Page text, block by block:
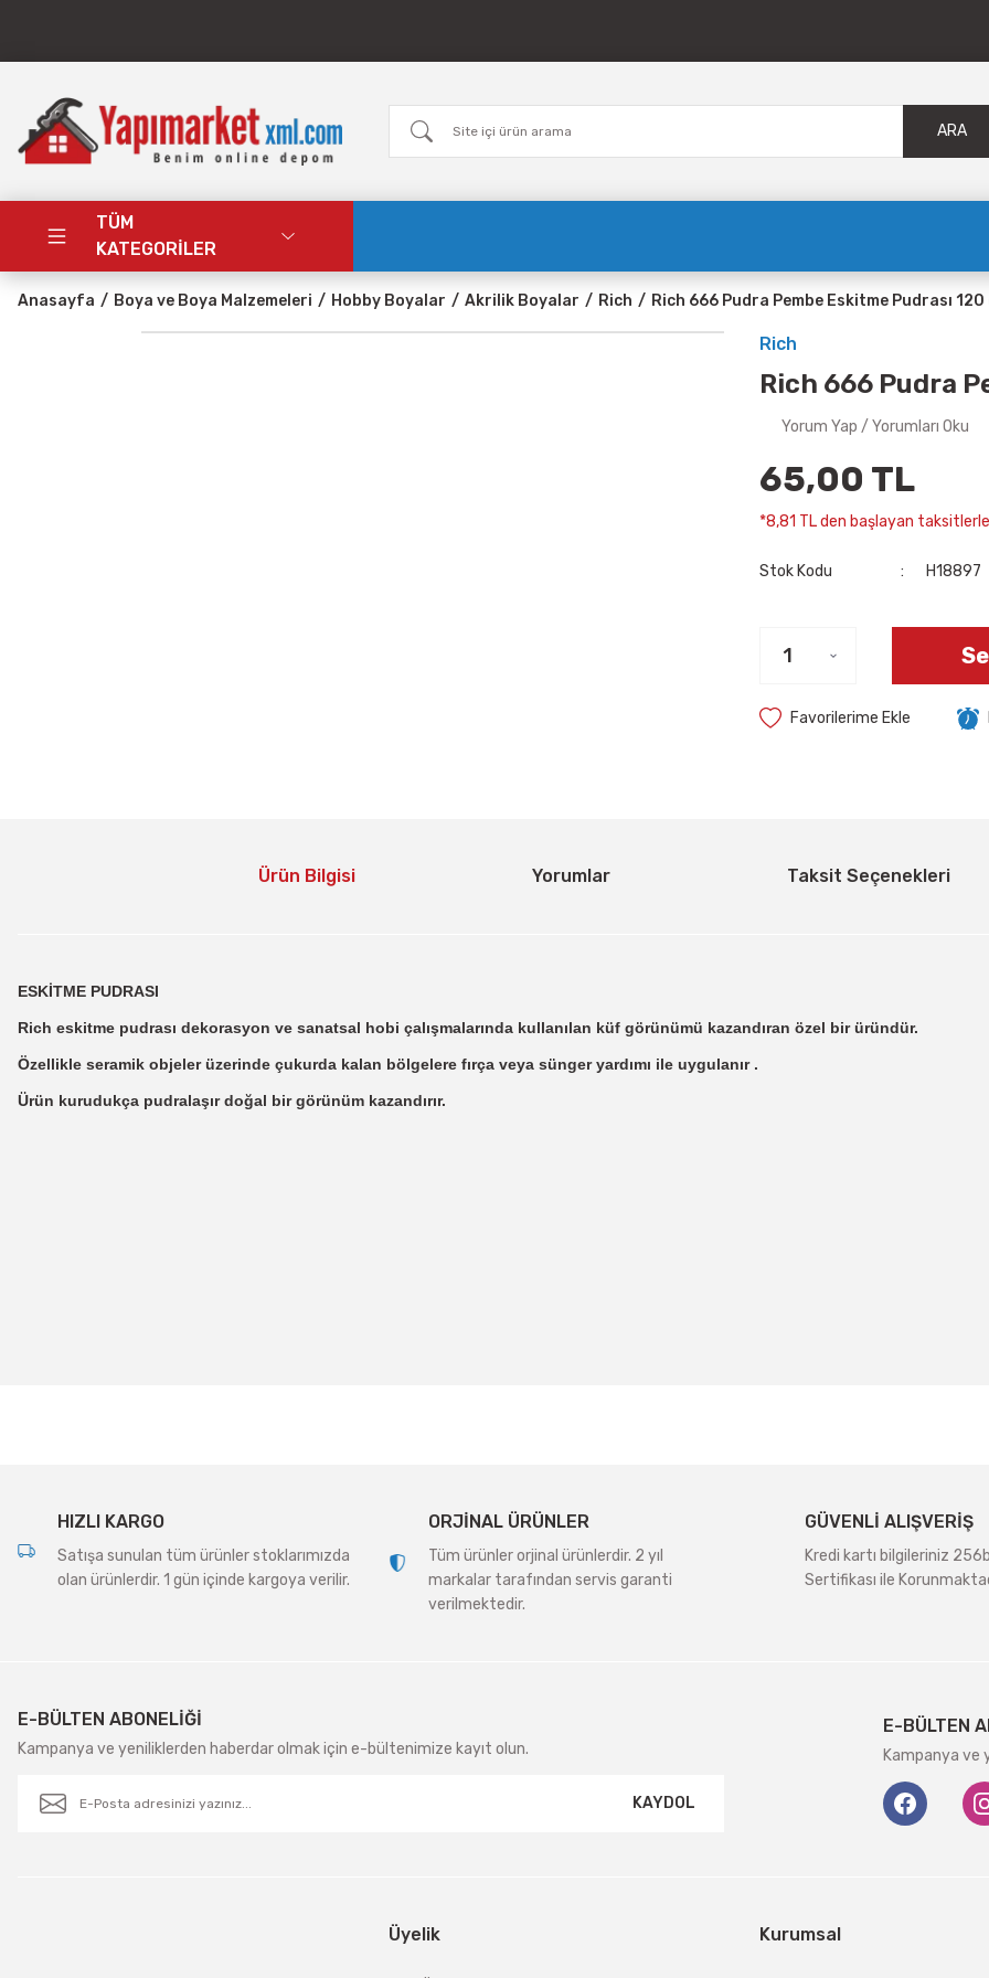
ARA
TÜM
KATEGORİLER
Anasayfa Boya ve Boya Malzemeleri Hobby Boyalar Akrilik Boyalar Rich Rich 666 Pudra Pembe Eskitme Pudrası 120
Rich
Rich 666 Pudra
Yorum Yap / Yorumları Oku
65,00 TL
*8,81 TL den başlayan
Stok Kodu H18897
Ürün Bilgisi Yorumlar Taksit Seçenekleri
ESKİTME PUDRASI
Rich eskitme pudrası dekorasyon ve sanatsal hobi çalışmalarında kullanılan küf görünümü kazandıran özel bir üründür.
Özellikle seramik objeler üzerinde çukurda kalan bölgelere fırça veya sünger yardımı ile uygulanır .
Ürün kurudukça pudralaşır doğal bir görünüm kazandırır.
HIZLI KARGO
Satışa sunulan tüm ürünler stoklarımızda
olan ürünlerdir. 1 gün içinde kargoya verilir.
ORJİNAL ÜRÜNLER
Tüm ürünler orjinal ürünlerdir. 2 yıl
markalar tarafından servis garanti
verilmektedir.
GÜVENLİ ALIŞVERİŞ
Kredi kartı bilgileriniz
Sertifikası ile
E-BÜLTEN ABONELİĞİ
Kampanya ve yeniliklerden haberdar olmak için e-bültenimize kayıt olun.
KAYDOL
E-BÜLTEN
Kampanya ve
Üyelik Kurumsal